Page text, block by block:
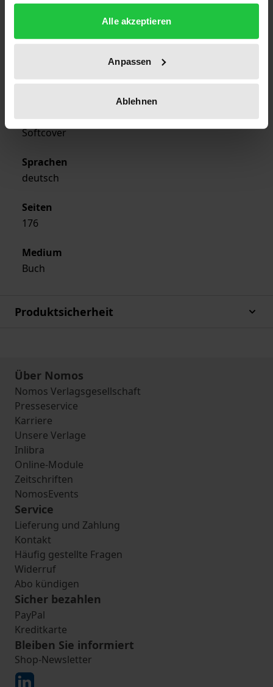
gesammelt haben.
Alle akzeptieren
Anpassen
Ablehnen
Erscheinungsjahr
1980
Nomos
Ausgabeart
Softcover
Sprachen
deutsch
Seiten
176
Medium
Buch
Produktsicherheit
Über Nomos
Nomos Verlagsgesellschaft
Presseservice
Karriere
Unsere Verlage
Inlibra
Online-Module
Zeitschriften
NomosEvents
Service
Lieferung und Zahlung
Kontakt
Häufig gestellte Fragen
Widerruf
Abo kündigen
Sicher bezahlen
PayPal
Kreditkarte
Bleiben Sie informiert
Shop-Newsletter